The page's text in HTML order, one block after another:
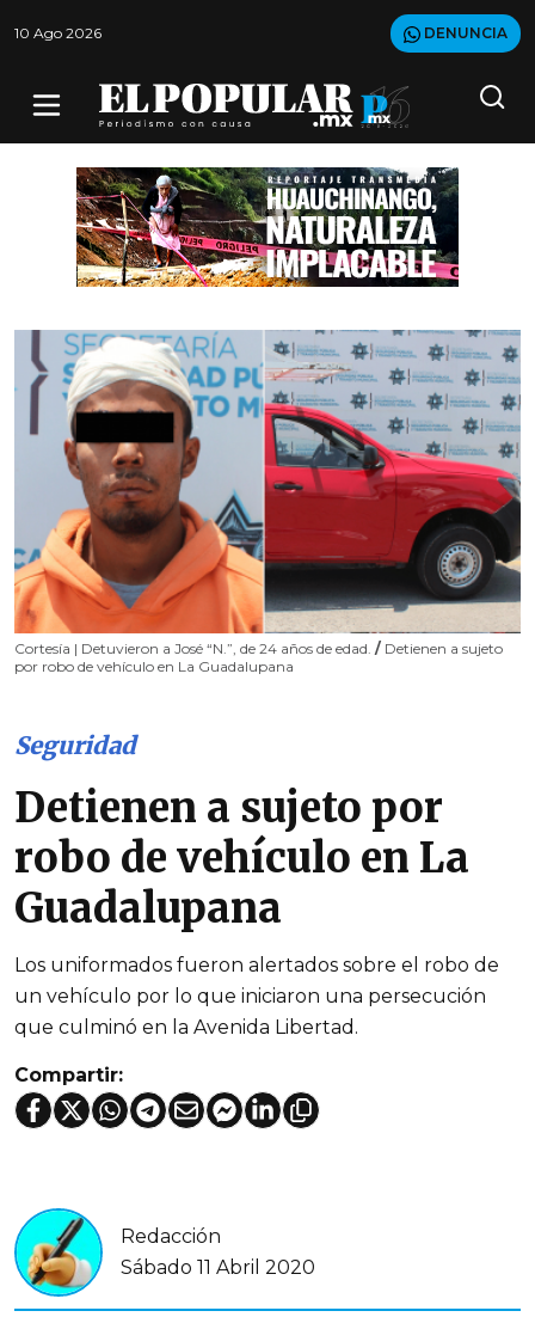
10 Ago 2026 DENUNCIA
Cortesía | Detuvieron a José “N.”, de 24 años de edad. / Detienen a sujeto
por robo de vehículo en La Guadalupana
Seguridad
Detienen a sujeto por
robo de vehículo en La
Guadalupana
Los uniformados fueron alertados sobre el robo de
un vehículo por lo que iniciaron una persecución
que culminó en la Avenida Libertad.
Compartir:
Redacción
Sábado 11 Abril 2020